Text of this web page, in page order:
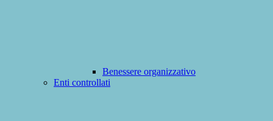
Benessere organizzativo
Enti controllati